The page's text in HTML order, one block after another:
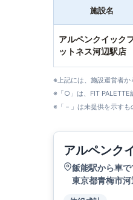
施設名
アルペンクイック
ットネス河辺駅店
※上記には、施設運営者か
※「○」は、FIT PALETTE
※「－」は未提供を示すも
アルペンク
飯能駅から車
東京都青梅市